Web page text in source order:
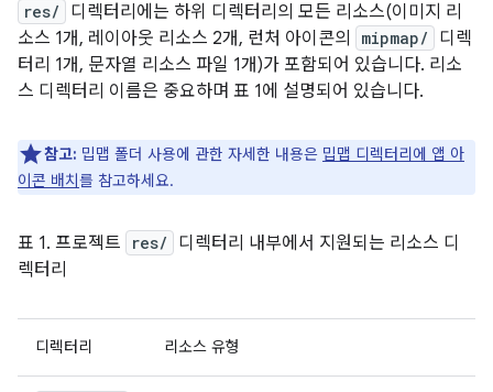
res/
디렉터리에는 하위 디렉터리의 모든 리소스(이미지 리
소스 1개, 레이아웃 리소스 2개, 런처 아이콘의
mipmap/
디렉
터리 1개, 문자열 리소스 파일 1개)가 포함되어 있습니다. 리소
스 디렉터리 이름은 중요하며 표 1에 설명되어 있습니다.
참고: 밉맵 폴더 사용에 관한 자세한 내용은 밉맵 디렉터리에 앱 아
이콘 배치를 참고하세요.
표 1. 프로젝트 res/
디렉터리 내부에서 지원되는 리소스 디
렉터리
디렉터리 리소스 유형